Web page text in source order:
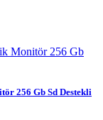
256 Gb Sd Destekli